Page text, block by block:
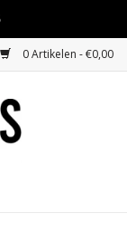
0 Artikelen - €0,00